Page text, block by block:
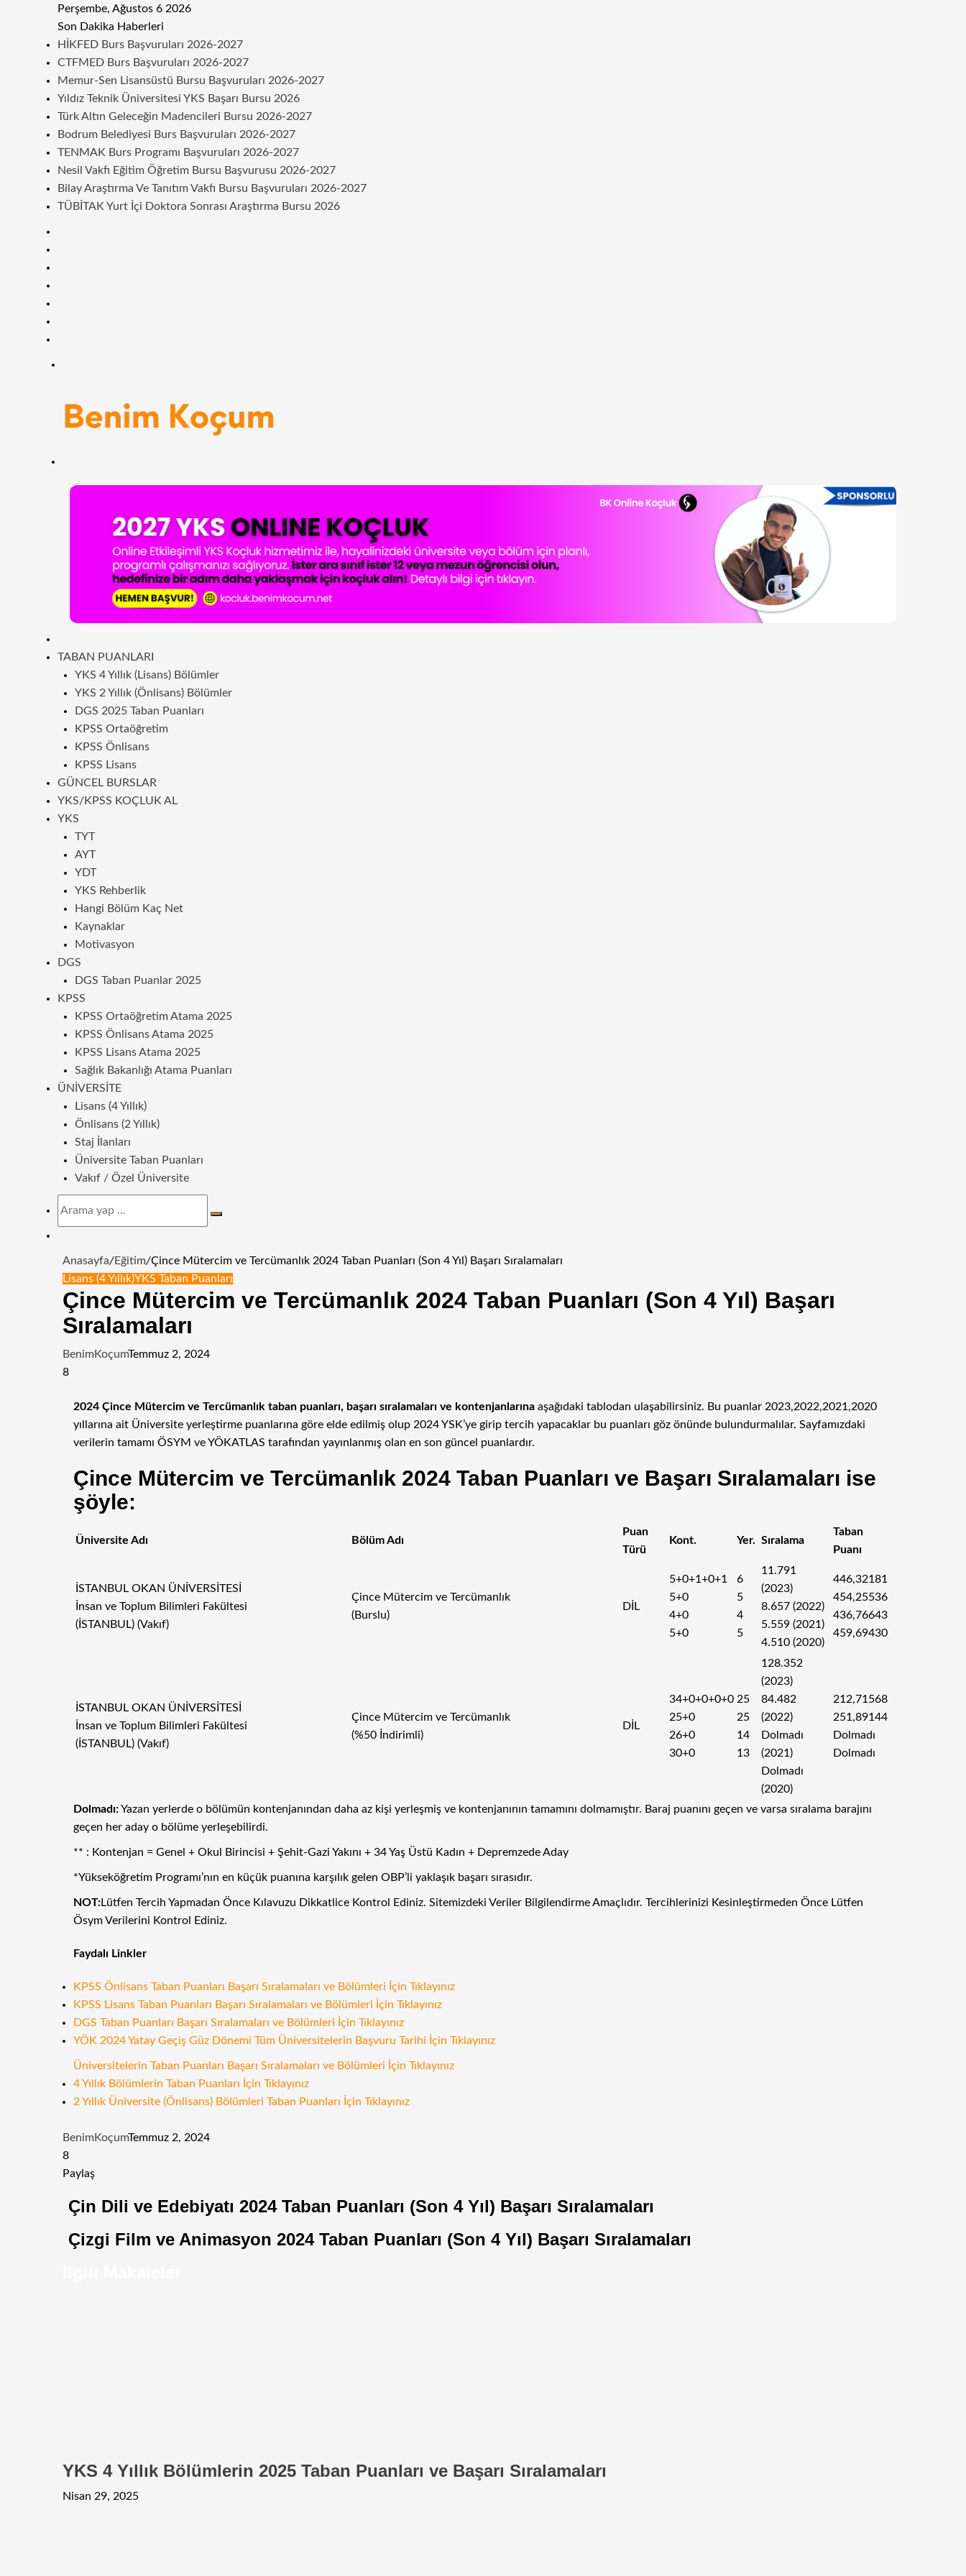
Perşembe, Ağustos 6 2026
Son Dakika Haberleri
HİKFED Burs Başvuruları 2026-2027
CTFMED Burs Başvuruları 2026-2027
Memur-Sen Lisansüstü Bursu Başvuruları 2026-2027
Yıldız Teknik Üniversitesi YKS Başarı Bursu 2026
Türk Altın Geleceğin Madencileri Bursu 2026-2027
Bodrum Belediyesi Burs Başvuruları 2026-2027
TENMAK Burs Programı Başvuruları 2026-2027
Nesil Vakfı Eğitim Öğretim Bursu Başvurusu 2026-2027
Bilay Araştırma Ve Tanıtım Vakfı Bursu Başvuruları 2026-2027
TÜBİTAK Yurt İçi Doktora Sonrası Araştırma Bursu 2026
TABAN PUANLARI
YKS 4 Yıllık (Lisans) Bölümler
YKS 2 Yıllık (Önlisans) Bölümler
DGS 2025 Taban Puanları
KPSS Ortaöğretim
KPSS Önlisans
KPSS Lisans
GÜNCEL BURSLAR
YKS/KPSS KOÇLUK AL
YKS
TYT
AYT
YDT
YKS Rehberlik
Hangi Bölüm Kaç Net
Kaynaklar
Motivasyon
DGS
DGS Taban Puanlar 2025
KPSS
KPSS Ortaöğretim Atama 2025
KPSS Önlisans Atama 2025
KPSS Lisans Atama 2025
Sağlık Bakanlığı Atama Puanları
ÜNIVERSITE
Lisans (4 Yıllık)
Önlisans (2 Yıllık)
Staj İlanları
Üniversite Taban Puanları
Vakıf / Özel Üniversite
Arama
değiştir
Anasayfa/Eğitim/Çince Mütercim ve Tercümanlık 2024 Taban Puanları (Son 4 Yıl) Başarı Sıralamaları
Lisans (4 Yıllık)YKS Taban Puanları
Çince Mütercim ve Tercümanlık 2024 Taban Puanları (Son 4 Yıl) Başarı
Sıralamaları
BenimKoçumTemmuz 2, 2024
8
Posta
paylaş
2024 Çince Mütercim ve Tercümanlık taban puanları, başarı sıralamaları ve kontenjanlarına aşağıdaki tablodan ulaşabilirsiniz. Bu puanlar 2023,2022,2021,2020
yıllarına ait Üniversite yerleştirme puanlarına göre elde edilmiş olup 2024 YSK’ye girip tercih yapacaklar bu puanları göz önünde bulundurmalılar. Sayfamızdaki
verilerin tamamı ÖSYM ve YÖKATLAS tarafından yayınlanmış olan en son güncel puanlardır.
Çince Mütercim ve Tercümanlık 2024 Taban Puanları ve Başarı Sıralamaları ise
şöyle:
Üniversite Adı Bölüm Adı
Puan
Türü
Kont. Yer. Sıralama
Taban
Puanı
İSTANBUL OKAN ÜNİVERSİTESİ
İnsan ve Toplum Bilimleri Fakültesi
(İSTANBUL) (Vakıf)
Çince Mütercim ve Tercümanlık
(Burslu)
DİL
5+0+1+0+1
5+0
4+0
5+0
6
5
4
5
11.791
(2023)
8.657 (2022)
5.559 (2021)
4.510 (2020)
446,32181
454,25536
436,76643
459,69430
İSTANBUL OKAN ÜNİVERSİTESİ
İnsan ve Toplum Bilimleri Fakültesi
(İSTANBUL) (Vakıf)
Çince Mütercim ve Tercümanlık
(%50 İndirimli)
DİL
34+0+0+0+0
25+0
26+0
30+0
25
25
14
13
128.352
(2023)
84.482
(2022)
Dolmadı
(2021)
Dolmadı
(2020)
212,71568
251,89144
Dolmadı
Dolmadı
Dolmadı:Yazan yerlerde o bölümün kontenjanından daha az kişi yerleşmiş ve kontenjanının tamamını dolmamıştır. Baraj puanını geçen ve varsa sıralama barajını
geçen her aday o bölüme yerleşebilirdi.
** : Kontenjan = Genel + Okul Birincisi + Şehit-Gazi Yakını + 34 Yaş Üstü Kadın + Depremzede Aday
*Yükseköğretim Programı’nın en küçük puanına karşılık gelen OBP’li yaklaşık başarı sırasıdır.
NOT:Lütfen Tercih Yapmadan Önce Kılavuzu Dikkatlice Kontrol Ediniz. Sitemizdeki Veriler Bilgilendirme Amaçlıdır. Tercihlerinizi Kesinleştirmeden Önce Lütfen
Ösym Verilerini Kontrol Ediniz.
Faydalı Linkler
KPSS Önlisans Taban Puanları Başarı Sıralamaları ve Bölümleri İçin Tıklayınız
KPSS Lisans Taban Puanları Başarı Sıralamaları ve Bölümleri İçin Tıklayınız
DGS Taban Puanları Başarı Sıralamaları ve Bölümleri İçin Tıklayınız
YÖK 2024 Yatay Geçiş Güz Dönemi Tüm Üniversitelerin Başvuru Tarihi İçin Tıklayınız
Üniversitelerin Taban Puanları Başarı Sıralamaları ve Bölümleri İçin Tıklayınız
4 Yıllık Bölümlerin Taban Puanları İçin Tıklayınız
2 Yıllık Üniversite (Önlisans) Bölümleri Taban Puanları İçin Tıklayınız
BenimKoçumTemmuz 2, 2024
8
Facebook
Twitter
LinkedIn
Tumblr
Pinterest
Reddit
WhatsApp
Telegram
E-
ile
Paylaş
Posta
paylaş
Çin Dili ve Edebiyatı 2024 Taban Puanları (Son 4 Yıl) Başarı Sıralamaları
Çizgi Film ve Animasyon 2024 Taban Puanları (Son 4 Yıl) Başarı Sıralamaları
YKS 4 Yıllık Bölümlerin 2025 Taban Puanları ve Başarı Sıralamaları
Nisan 29, 2025